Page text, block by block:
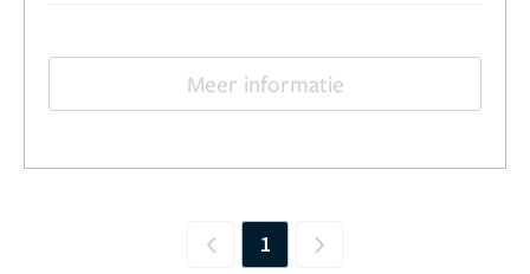
Meer informatie
Previous
1 Next